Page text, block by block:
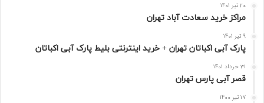
20 تیر 1401
مراکز خرید سعادت‌ آباد تهران
9 تیر 1401
پارک آبی اکباتان تهران + خرید اینترنتی بلیط پارک آبی اکباتان
31 خرداد 1401
قصر آبی پارس تهران
17 تیر 1400